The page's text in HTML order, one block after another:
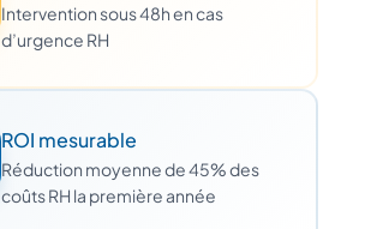
Intervention sous 48h en cas
d’urgence RH
ROI mesurable
Réduction moyenne de 45% des
coûts RH la première année